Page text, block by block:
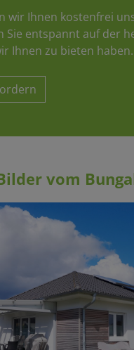
wir Ihnen kostenfrei
Sie entspannt auf der
Ihnen zu bieten haben.
vom